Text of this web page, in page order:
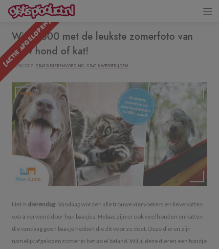
{ACTIE AFGELOPEN}
Win € 500 met de leukste zomerfoto van
jouw hond of kat!
04/10/2017 · GRATIS DIERENVOEDING, GRATIS WEDSTRIJDEN
Het is dierendag! Vandaag worden alle trouwe viervoeters en lieve katten
extra verwend door hun baasjes. Helaas zijn er ook veel honden en katten
die vandaag geen baasje hebben die dit voor ze doet. Deze dieren zijn
namelijk afgelopen zomer in het asiel beland. Wil jij deze dieren een handje